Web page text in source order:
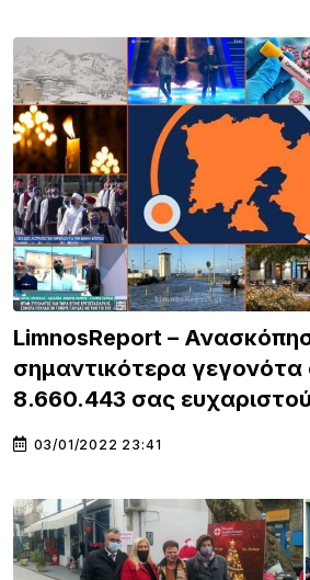
LimnosReport –
σημαντικότερα
8.660.443 σας
03/01/2022 23:41